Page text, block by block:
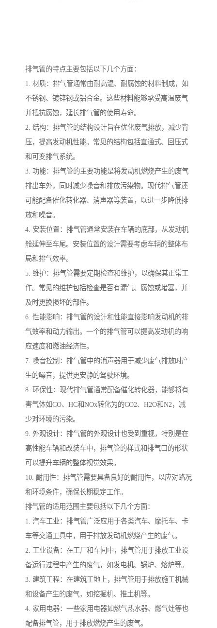
排气管的特点主要包括以下几个方面：
1. 材质：排气管通常由耐高温、耐腐蚀的材料制成，如
不锈钢、镀锌钢或铝合金。这些材料能够承受高温废气
并抵抗腐蚀，延长排气管的使用寿命。
2. 结构：排气管的结构设计旨在优化废气排放，减少背
压，提高发动机性能。常见的结构包括直通式、回压式
和可变排气系统。
3. 功能：排气管的主要功能是将发动机燃烧产生的废气
排出车外，同时减少噪音和排放污染物。现代排气管还
可能配备催化转化器、消声器等装置，以进一步降低排
放和噪音。
4. 安装位置：排气管通常安装在车辆的底部，从发动机
舱延伸至车尾。安装位置的设计需要考虑车辆的整体布
局和排气效率。
5. 维护：排气管需要定期检查和维护，以确保其正常工
作。常见的维护包括检查是否有漏气、腐蚀或堵塞，并
及时更换损坏的部件。
6. 性能影响：排气管的设计和性能直接影响发动机的排
气效率和动力输出。一个的排气管可以提高发动机的响
应速度和燃油经济性。
7. 噪音控制：排气管中的消声器用于减少废气排放时产
生的噪音，提供更安静的驾驶环境。
8. 环保性：现代排气管通常配备催化转化器，能够将有
害气体如CO、HC和NOx转化为的CO2、H2O和N2，减
少对环境的污染。
9. 外观设计：排气管的外观设计也受到重视，特别是在
高性能车辆和改装车中，排气管的样式和排气口的形状
可以提升车辆的整体视觉效果。
10. 耐用性：排气管需要具备良好的耐用性，以应对路况
和环境条件，确保长期稳定工作。
排气管的适用范围主要包括以下几个方面：
1. 汽车工业：排气管广泛应用于各类汽车、摩托车、卡
车等交通工具中，用于排放发动机燃烧产生的废气。
2. 工业设备：在工厂和车间中，排气管用于排放工业设
备运行过程中产生的废气，如发电机、锅炉、熔炉等。
3. 建筑工程：在建筑工地上，排气管用于排放施工机械
和设备产生的废气，如挖掘机、推土机等。
4. 家用电器：一些家用电器如燃气热水器、燃气灶等也
配备排气管，用于排放燃烧产生的废气。